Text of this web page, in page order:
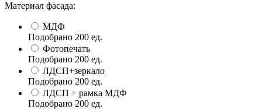
Материал фасада:
МДФ
Подобрано 200 ед.
Фотопечать
Подобрано 200 ед.
ЛДСП+зеркало
Подобрано 200 ед.
ЛДСП + рамка МДФ
Подобрано 200 ед.